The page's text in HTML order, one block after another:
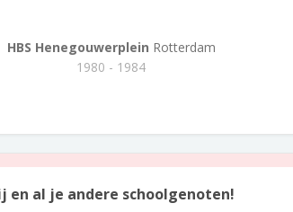
HBS Henegouwerplein Rotterdam
1980 - 1984
en al je andere schoolgenoten!